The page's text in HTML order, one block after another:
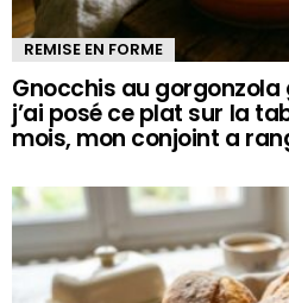
REMISE EN FORME
Gnocchis au gorgonzola
j’ai posé ce plat sur la
mois, mon conjoint a